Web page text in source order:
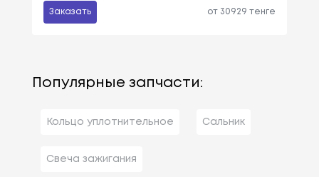
Заказать от 30929 тенге
Популярные запчасти:
Кольцо уплотнительное Сальник
Свеча зажигания